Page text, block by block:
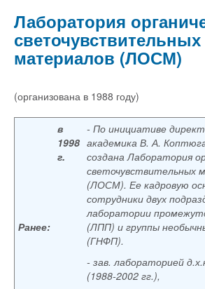
Лаборатория
светочувствительных
материалов (ЛОСМ)
(организована в 1988 году)
Ранее:
в
1998
г.
- По инициативе
академика В. А.
созданаЛаборатория
светочувствительных
(ЛОСМ). Ее кадровую
сотрудники двух
лаборатории
(ЛПП) и группы
(ГНФП).
- зав. лабораторией
(1988-2002 гг.),